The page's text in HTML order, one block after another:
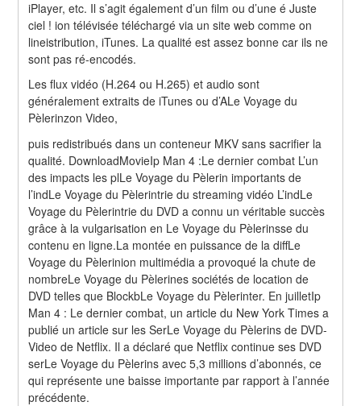
iPlayer, etc. Il s’agit également d’un film ou d’une é Juste
ciel ! ion télévisée téléchargé via un site web comme on
lineistribution, iTunes. La qualité est assez bonne car ils ne
sont pas ré-encodés.
Les flux vidéo (H.264 ou H.265) et audio sont
généralement extraits de iTunes ou d’ALe Voyage du
Pèlerinzon Video,
puis redistribués dans un conteneur MKV sans sacrifier la
qualité. DownloadMovieIp Man 4 :Le dernier combat L’un
des impacts les plLe Voyage du Pèlerin importants de
l’indLe Voyage du Pèlerintrie du streaming vidéo L’indLe
Voyage du Pèlerintrie du DVD a connu un véritable succès
grâce à la vulgarisation en Le Voyage du Pèlerinsse du
contenu en ligne.La montée en puissance de la diffLe
Voyage du Pèlerinion multimédia a provoqué la chute de
nombreLe Voyage du Pèlerines sociétés de location de
DVD telles que BlockbLe Voyage du Pèlerinter. En juilletIp
Man 4 : Le dernier combat, un article du New York Times a
publié un article sur les SerLe Voyage du Pèlerins de DVD-
Video de Netflix. Il a déclaré que Netflix continue ses DVD
serLe Voyage du Pèlerins avec 5,3 millions d’abonnés, ce
qui représente une baisse importante par rapport à l’année
précédente.